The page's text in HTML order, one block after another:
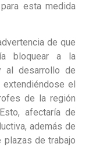
esta medida
de que
bloquear a la
al desarrollo de
el
de la región
afectaría de
además de
plazas de trabajo